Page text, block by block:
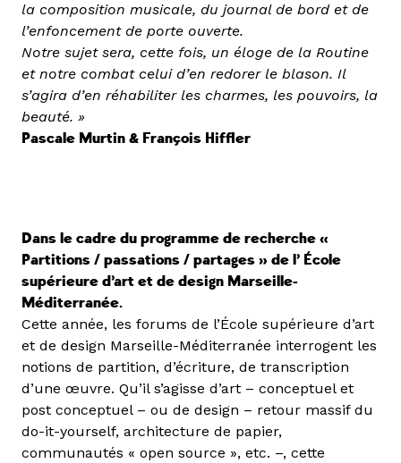
la composition musicale, du journal de bord et de
l’enfoncement de porte ouverte.
Notre sujet sera, cette fois, un éloge de la Routine
et notre combat celui d’en redorer le blason. Il
s’agira d’en réhabiliter les charmes, les pouvoirs, la
beauté. »
Pascale Murtin & François Hiffler
Dans le cadre du programme de recherche «
Partitions / passations / partages » de l’ École
supérieure d’art et de design Marseille-
Méditerranée.
Cette année, les forums de l’École supérieure d’art
et de design Marseille-Méditerranée interrogent les
notions de partition, d’écriture, de transcription
d’une œuvre. Qu’il s’agisse d’art – conceptuel et
post conceptuel – ou de design – retour massif du
do-it-yourself, architecture de papier,
communautés « open source », etc. –, cette